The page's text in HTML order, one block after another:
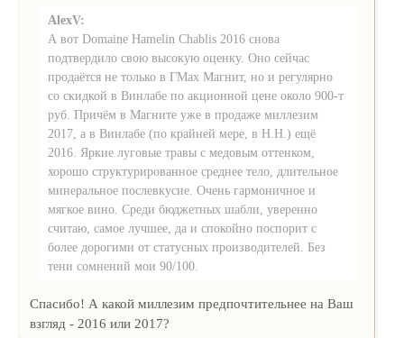
AlexV:
А вот Domaine Hamelin Chablis 2016 снова
подтвердило свою высокую оценку. Оно сейчас
продаётся не только в ГМах Магнит, но и регулярно
со скидкой в Винлабе по акционной цене около 900-т
руб. Причём в Магните уже в продаже миллезим
2017, а в Винлабе (по крайней мере, в Н.Н.) ещё
2016. Яркие луговые травы с медовым оттенком,
хорошо структурированное среднее тело, длительное
минеральное послевкусие. Очень гармоничное и
мягкое вино. Среди бюджетных шабли, уверенно
считаю, самое лучшее, да и спокойно поспорит с
более дорогими от статусных производителей. Без
тени сомнений мои 90/100.
Спасибо! А какой миллезим предпочтительнее на Ваш
взгляд - 2016 или 2017?